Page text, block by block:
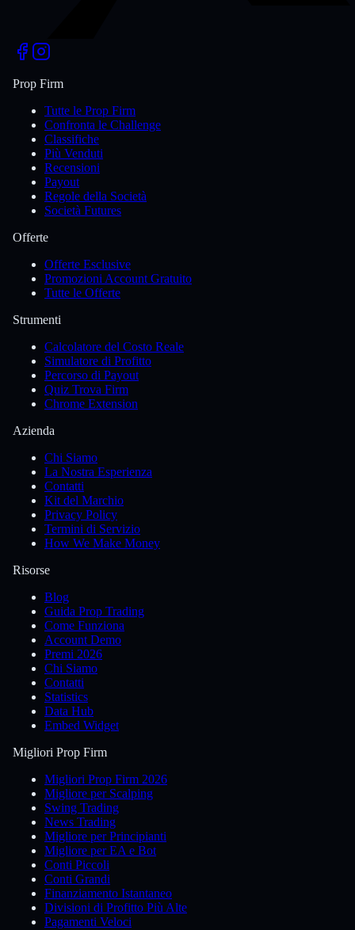
Prop Firm
Tutte le Prop Firm
Confronta le Challenge
Classifiche
Più Venduti
Recensioni
Payout
Regole della Società
Società Futures
Offerte
Offerte Esclusive
Promozioni Account Gratuito
Tutte le Offerte
Strumenti
Calcolatore del Costo Reale
Simulatore di Profitto
Percorso di Payout
Quiz Trova Firm
Chrome Extension
Azienda
Chi Siamo
La Nostra Esperienza
Contatti
Kit del Marchio
Privacy Policy
Termini di Servizio
How We Make Money
Risorse
Blog
Guida Prop Trading
Come Funziona
Account Demo
Premi 2026
Chi Siamo
Contatti
Statistics
Data Hub
Embed Widget
Migliori Prop Firm
Migliori Prop Firm 2026
Migliore per Scalping
Swing Trading
News Trading
Migliore per Principianti
Migliore per EA e Bot
Conti Piccoli
Conti Grandi
Finanziamento Istantaneo
Divisioni di Profitto Più Alte
Pagamenti Veloci